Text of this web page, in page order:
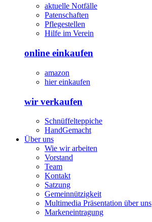
aktuelle Notfälle
Patenschaften
Pflegestellen
Hilfe im Verein
online einkaufen
amazon
hier einkaufen
wir verkaufen
Schnüffelteppiche
HandGemacht
Über uns
Wie wir arbeiten
Vorstand
Team
Kontakt
Satzung
Gemeinnützigkeit
Multimedia Präsentation über uns
Markeneintragung